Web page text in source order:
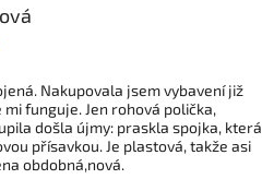
Nakupovala jsem vybavení již
funguje. Jen rohová polička,
došla újmy: praskla spojka, která
přísavkou. Je plastová, takže asi
obdobná,nová.